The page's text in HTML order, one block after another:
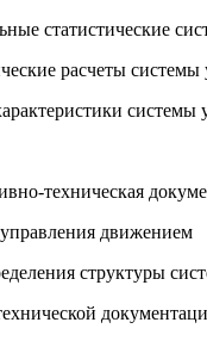
статистические
расчеты
системы
техническая
движением
структуры